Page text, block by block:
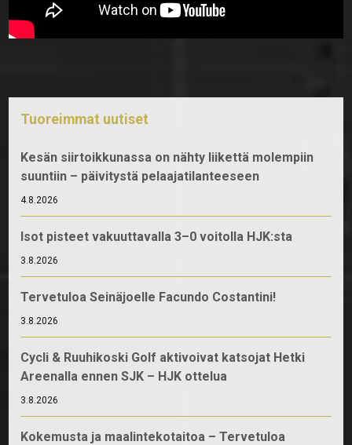
Tuoreimmat uutiset
Kesän siirtoikkunassa on nähty liikettä molempiin
suuntiin – päivitystä pelaajatilanteeseen
4.8.2026
Isot pisteet vakuuttavalla 3–0 voitolla HJK:sta
3.8.2026
Tervetuloa Seinäjoelle Facundo Costantini!
3.8.2026
Cycli & Ruuhikoski Golf aktivoivat katsojat Hetki
Areenalla ennen SJK – HJK ottelua
3.8.2026
Kokemusta ja maalintekotaitoa – Tervetuloa